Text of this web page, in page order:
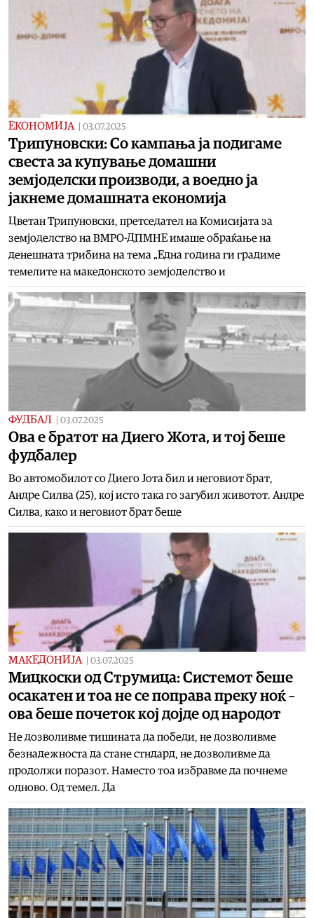
ЕКОНОМИЈА 03.07.2025
Трипуновски: Со кампања ја подигаме
свеста за купување домашни
земјоделски производи, а воедно ја
јакнеме домашната економија
Цветан Трипуновски, претседател на Комисијата за
земјоделство на ВМРО-ДПМНЕ имаше обраќање на
денешната трибина на тема „Една година ги градиме
темелите на македонското земјоделство и
ФУДБАЛ 03.07.2025
Oва е братот на Диего Жота, и тој беше
фудбалер
Во автомобилот со Диего Јота бил и неговиот брат,
Андре Силва (25), кој исто така го загубил животот. Андре
Силва, како и неговиот брат беше
МАКЕДОНИЈА 03.07.2025
Мицкоски од Струмица: Системот беше
осакатен и тоа не се поправа преку ноќ –
ова беше почеток кој дојде од народот
Не дозволивме тишината да победи, не дозволивме
безнадежноста да стане стндард, не дозволивме да
продолжи поразот. Наместо тоа избравме да почнеме
одново. Од темел. Да